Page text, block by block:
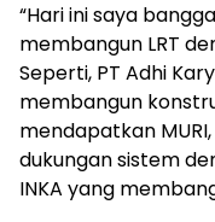
“Hari ini saya
membangun LRT
Seperti, PT Adhi
membangun
mendapatkan
dukungan sistem
INKA yang